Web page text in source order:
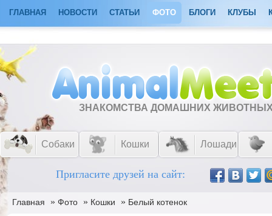
ГЛАВНАЯ НОВОСТИ СТАТЬИ ФОТО БЛОГИ КЛУБЫ
ЗНАКОМСТВА ДОМАШНИХ
Собаки Кошки Лошади
Пригласите друзей на сайт:
Главная » Фото » Кошки » Белый котенок